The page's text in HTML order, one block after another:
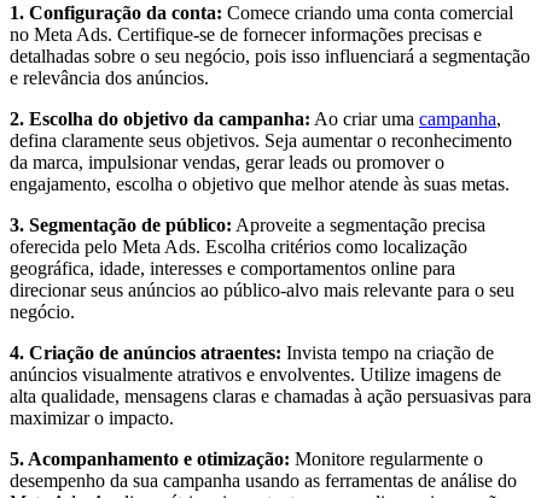
1. Configuração da conta: Comece criando uma conta comercial
no Meta Ads. Certifique-se de fornecer informações precisas e
detalhadas sobre o seu negócio, pois isso influenciará a segmentação
e relevância dos anúncios.
2. Escolha do objetivo da campanha: Ao criar uma campanha,
defina claramente seus objetivos. Seja aumentar o reconhecimento
da marca, impulsionar vendas, gerar leads ou promover o
engajamento, escolha o objetivo que melhor atende às suas metas.
3. Segmentação de público: Aproveite a segmentação precisa
oferecida pelo Meta Ads. Escolha critérios como localização
geográfica, idade, interesses e comportamentos online para
direcionar seus anúncios ao público-alvo mais relevante para o seu
negócio.
4. Criação de anúncios atraentes: Invista tempo na criação de
anúncios visualmente atrativos e envolventes. Utilize imagens de
alta qualidade, mensagens claras e chamadas à ação persuasivas para
maximizar o impacto.
5. Acompanhamento e otimização: Monitore regularmente o
desempenho da sua campanha usando as ferramentas de análise do